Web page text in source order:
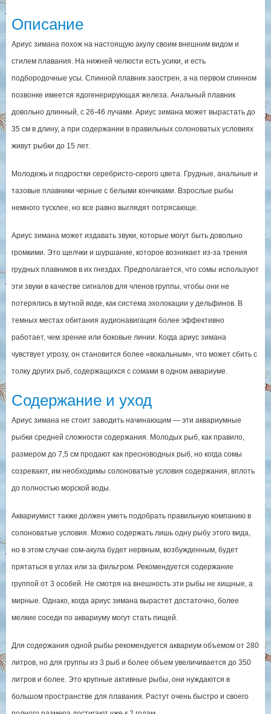
Описание
Ариус зимана похож на настоящую акулу своим внешним видом и
стилем плавания. На нижней челюсти есть усики, и есть
подбородочные усы. Спинной плавник заострен, а на первом спинном
позвонке имеется ядогенерирующая железа. Анальный плавник
довольно длинный, с 26-46 лучами. Ариус зимана может вырастать до
35 см в длину, а при содержании в правильных солоноватых условиях
живут рыбки до 15 лет.
Молодежь и подростки серебристо-серого цвета. Грудные, анальные и
тазовые плавники черные с белыми кончиками. Взрослые рыбы
немного тусклее, но все равно выглядят потрясающе.
Ариус зимана может издавать звуки, которые могут быть довольно
громкими. Это щелчки и шуршание, которое возникает из-за трения
грудных плавников в их гнездах. Предполагается, что сомы используют
эти звуки в качестве сигналов для членов группы, чтобы они не
потерялись в мутной воде, как система эхолокации у дельфинов. В
темных местах обитания аудионавигация более эффективно
работает, чем зрение или боковые линии. Когда ариус зимана
чувствует угрозу, он становится более «вокальным», что может сбить с
толку других рыб, содержащихся с сомами в одном аквариуме.
Содержание и уход
Ариус зимана не стоит заводить начинающим — эти аквариумные
рыбки средней сложности содержания. Молодых рыб, как правило,
размером до 7,5 см продают как пресноводных рыб, но когда сомы
созревают, им необходимы солоноватые условия содержания, вплоть
до полностью морской воды.
Аквариумист также должен уметь подобрать правильную компанию в
солоноватые условия. Можно содержать лишь одну рыбу этого вида,
но в этом случае сом-акула будет нервным, возбужденным, будет
прятаться в углах или за фильтром. Рекомендуется содержание
группой от 3 особей. Не смотря на внешность эти рыбы не хищные, а
мирные. Однако, когда ариус зимана вырастет достаточно, более
мелкие соседи по аквариуму могут стать пищей.
Для содержания одной рыбы рекомендуется аквариум объемом от 280
литров, но для группы из 3 рыб и более объем увеличивается до 350
литров и более. Это крупные активные рыбы, они нуждаются в
большом пространстве для плавания. Растут очень быстро и своего